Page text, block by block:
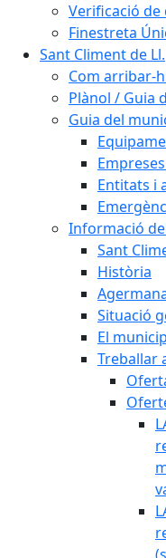
Verificació
Finestreta
Sant Climent de Ll.
Com arribar-
Plànol / Guia
Guia del
Entitats i
Informació
Sant
Història
Situació
El
Treballar